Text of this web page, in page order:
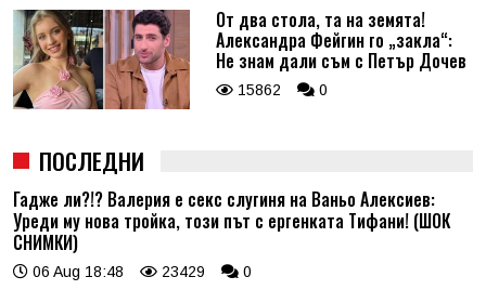
От два стола, та на земята!
Александра Фейгин го „закла“:
Не знам дали съм с Петър Дочев
15862 0
ПОСЛЕДНИ
Гадже ли?!? Валерия е секс слугиня на Ваньо Алексиев:
Уреди му нова тройка, този път с ергенката Тифани! (ШОК
СНИМКИ)
06 Aug 18:48 23429 0